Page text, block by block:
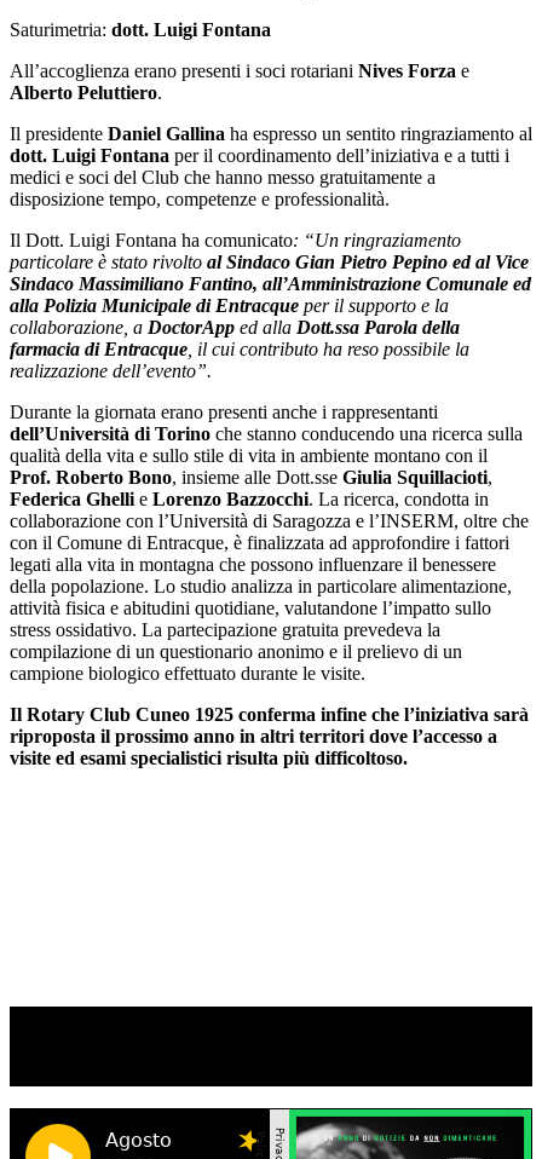
Saturimetria: dott. Luigi Fontana
All’accoglienza erano presenti i soci rotariani Nives Forza e
Alberto Peluttiero.
Il presidente Daniel Gallina ha espresso un sentito ringraziamento al
dott. Luigi Fontana per il coordinamento dell’iniziativa e a tutti i
medici e soci del Club che hanno messo gratuitamente a
disposizione tempo, competenze e professionalità.
Il Dott. Luigi Fontana ha comunicato: “Un ringraziamento
particolare è stato rivolto al Sindaco Gian Pietro Pepino ed al Vice
Sindaco Massimiliano Fantino, all’Amministrazione Comunale ed
alla Polizia Municipale di Entracque per il supporto e la
collaborazione, a DoctorApp ed alla Dott.ssa Parola della
farmacia di Entracque , il cui contributo ha reso possibile la
realizzazione dell’evento”.
Durante la giornata erano presenti anche i rappresentanti
dell’Università di Torino che stanno conducendo una ricerca sulla
qualità della vita e sullo stile di vita in ambiente montano con il
Prof. Roberto Bono, insieme alle Dott.sse Giulia Squillacioti,
Federica Ghelli e Lorenzo Bazzocchi. La ricerca, condotta in
collaborazione con l’Università di Saragozza e l’INSERM, oltre che
con il Comune di Entracque, è finalizzata ad approfondire i fattori
legati alla vita in montagna che possono influenzare il benessere
della popolazione. Lo studio analizza in particolare alimentazione,
attività fisica e abitudini quotidiane, valutandone l’impatto sullo
stress ossidativo. La partecipazione gratuita prevedeva la
compilazione di un questionario anonimo e il prelievo di un
campione biologico effettuato durante le visite.
Il Rotary Club Cuneo 1925 conferma infine che l’iniziativa sarà
riproposta il prossimo anno in altri territori dove l’accesso a
visite ed esami specialistici risulta più difficoltoso.